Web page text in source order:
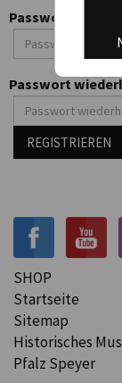
Passwort
Passwort
SHOP
Startseite
Sitemap
Historisches
Pfalz Speyer